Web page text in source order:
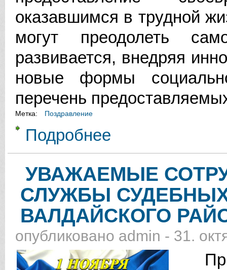
оказавшимся в трудной
могут преодолеть
развивается, внедряя
новые формы
перечень
Метка: Поздравление
Подробнее
УВАЖАЕМЫЕ
СЛУЖБЫ
ВАЛДАЙСКОГО
опубликовано admin - 31.